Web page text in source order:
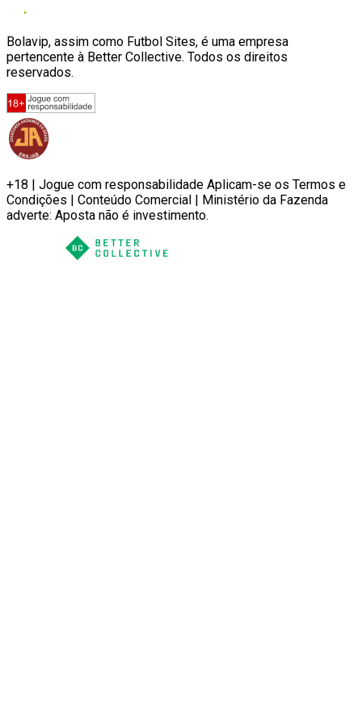
Bolavip, assim como Futbol Sites, é uma empresa
pertencente à Better Collective. Todos os direitos
reservados.
+18 | Jogue com responsabilidade Aplicam-se os Termos e
Condições | Conteúdo Comercial | Ministério da Fazenda
adverte: Aposta não é investimento.